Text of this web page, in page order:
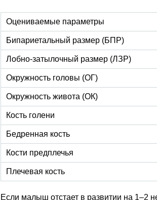
Оцениваемые параметры
Бипариетальный размер (БПР)
Лобно-затылочный размер (ЛЗР)
Окружность головы (ОГ)
Окружность живота (ОК)
Кость голени
Бедренная кость
Кости предплечья
Плечевая кость
Если малыш отстает в развитии на 1–2